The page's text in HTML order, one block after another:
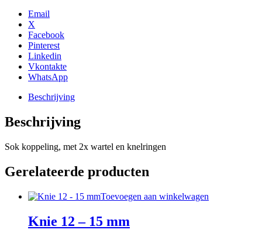
Email
X
Facebook
Pinterest
Linkedin
Vkontakte
WhatsApp
Beschrijving
Beschrijving
Sok koppeling, met 2x wartel en knelringen
Gerelateerde producten
Toevoegen aan winkelwagen
Knie 12 – 15 mm